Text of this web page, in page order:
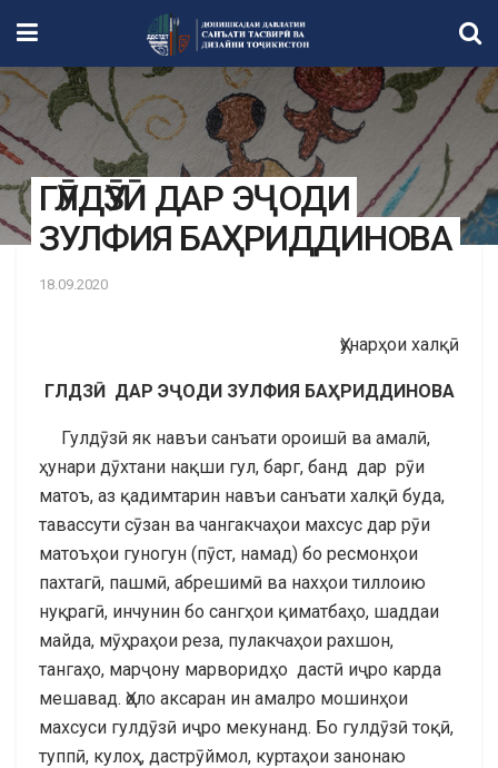
ГӮЛДӮЗӢ ДАР ЭҶОДИ
ЗУЛФИЯ БАҲРИДДИНОВА
18.09.2020
Ҳунарҳои халқӣ
ГЛДЗӢ ДАР ЭҶОДИ ЗУЛФИЯ БАҲРИДДИНОВА
Гулдӯзӣ як навъи санъати ороишӣ ва амалӣ,
ҳунари дӯхтани нақши гул, барг, банд дар рӯи
матоъ, аз қадимтарин навъи санъати халқӣ буда,
тавассути сӯзан ва чангакчаҳои махсус дар рӯи
матоъҳои гуногун (пӯст, намад) бо ресмонҳои
пахтагӣ, пашмӣ, абрешимӣ ва нахҳои тиллоию
нуқрагӣ, инчунин бо сангҳои қиматбаҳо, шаддаи
майда, мӯҳраҳои реза, пулакчаҳои рахшон,
тангаҳо, марҷону марворидҳо дастӣ иҷро карда
мешавад. Ҳоло аксаран ин амалро мошинҳои
махсуси гулдӯзӣ иҷро мекунанд. Бо гулдӯзӣ тоқӣ,
туппӣ, кулоҳ, дастрӯймол, куртаҳои занонаю